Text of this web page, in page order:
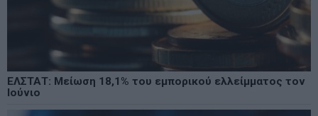
ΕΛΣΤΑΤ: Μείωση 18,1% του εμπορικού ελλείμματος τον
Ιούνιο